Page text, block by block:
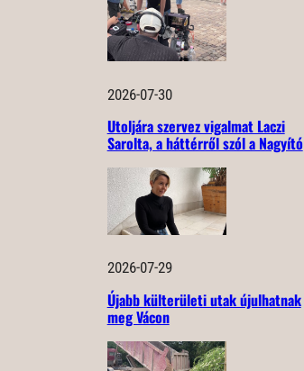
2026-07-30
Utoljára szervez vigalmat Laczi
Sarolta, a háttérről szól a Nagyító
2026-07-29
Újabb külterületi utak újulhatnak
meg Vácon